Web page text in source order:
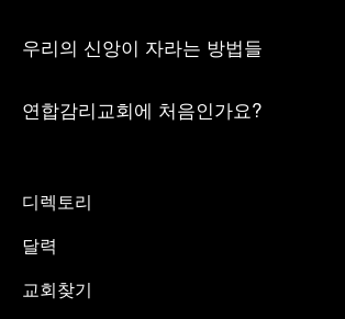
우리의 신앙이 자라는 방법들
연합감리교회에 처음인가요?
디렉토리
달력
교회찾기